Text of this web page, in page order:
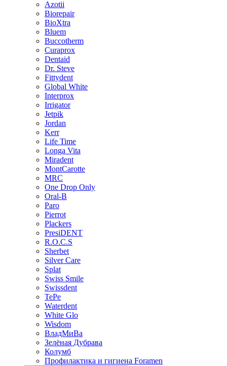
Azotii
Biorepair
BioXtra
Bluem
Buccotherm
Curaprox
Dentaid
Dr. Steve
Fittydent
Global White
Interprox
Irrigator
Jetpik
Jordan
Kerr
Life Time
Longa Vita
Miradent
MontCarotte
MRC
One Drop Only
Oral-B
Paro
Pierrot
Plackers
PresiDENT
R.O.C.S
Sherbet
Silver Care
Splat
Swiss Smile
Swissdent
TePe
Waterdent
White Glo
Wisdom
ВладМиВа
Зелёная Дубрава
Колумб
Профилактика и гигиена Foramen